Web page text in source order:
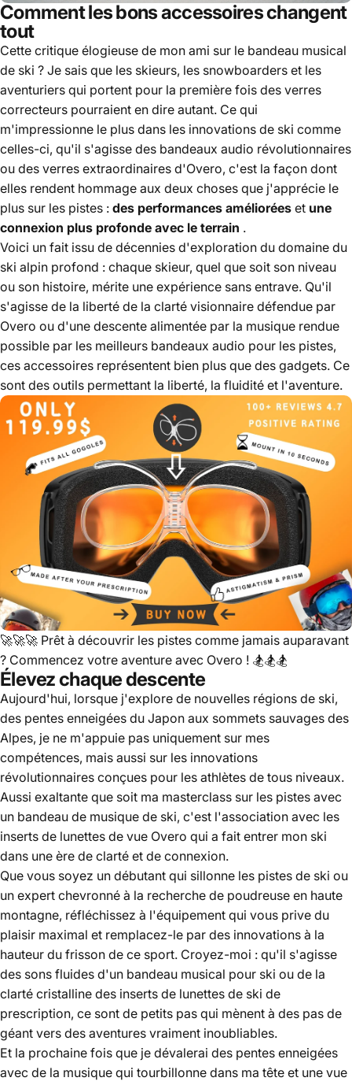
Comment les bons accessoires changent
tout
Cette critique élogieuse de mon ami sur le bandeau musical
de ski ? Je sais que les skieurs, les snowboarders et les
aventuriers qui portent pour la première fois des verres
correcteurs pourraient en dire autant. Ce qui
m'impressionne le plus dans les innovations de ski comme
celles-ci, qu'il s'agisse des bandeaux audio révolutionnaires
ou des verres extraordinaires d'Overo, c'est la façon dont
elles rendent hommage aux deux choses que j'apprécie le
plus sur les pistes : des performances améliorées et une
connexion plus profonde avec le terrain .
Voici un fait issu de décennies d'exploration du domaine du
ski alpin profond : chaque skieur, quel que soit son niveau
ou son histoire, mérite une expérience sans entrave. Qu'il
s'agisse de la liberté de la clarté visionnaire défendue par
Overo ou d'une descente alimentée par la musique rendue
possible par les meilleurs bandeaux audio pour les pistes,
ces accessoires représentent bien plus que des gadgets. Ce
sont des outils permettant la liberté, la fluidité et l'aventure.
🚀🚀🚀 Prêt à découvrir les pistes comme jamais auparavant
? Commencez votre aventure avec Overo ! 🏂🏂🏂
Élevez chaque descente
Aujourd'hui, lorsque j'explore de nouvelles régions de ski,
des pentes enneigées du Japon aux sommets sauvages des
Alpes, je ne m'appuie pas uniquement sur mes
compétences, mais aussi sur les innovations
révolutionnaires conçues pour les athlètes de tous niveaux.
Aussi exaltante que soit ma masterclass sur les pistes avec
un bandeau de musique de ski, c'est l'association avec les
inserts de lunettes de vue Overo qui a fait entrer mon ski
dans une ère de clarté et de connexion.
Que vous soyez un débutant qui sillonne les pistes de ski ou
un expert chevronné à la recherche de poudreuse en haute
montagne, réfléchissez à l'équipement qui vous prive du
plaisir maximal et remplacez-le par des innovations à la
hauteur du frisson de ce sport. Croyez-moi : qu'il s'agisse
des sons fluides d'un bandeau musical pour ski ou de la
clarté cristalline des inserts de lunettes de ski de
prescription, ce sont de petits pas qui mènent à des pas de
géant vers des aventures vraiment inoubliables.
Et la prochaine fois que je dévalerai des pentes enneigées
avec de la musique qui tourbillonne dans ma tête et une vue